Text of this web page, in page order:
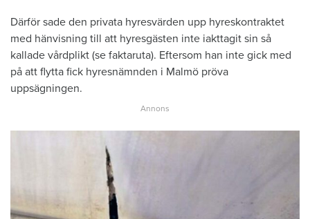
Därför sade den privata hyresvärden upp hyreskontraktet
med hänvisning till att hyresgästen inte iakttagit sin så
kallade vårdplikt (se faktaruta). Eftersom han inte gick med
på att flytta fick hyresnämnden i Malmö pröva
uppsägningen.